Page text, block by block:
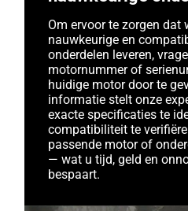
Om ervoor te zorgen dat
nauwkeurige en
onderdelen leveren,
motornummer of
huidige motor door te
informatie stelt onze
exacte specificaties te
compatibiliteit te
passende motor of
— wat u tijd, geld en
bespaart.